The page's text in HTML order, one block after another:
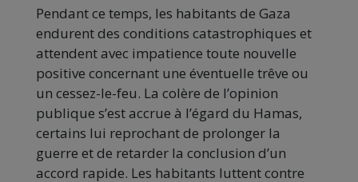
Pendant ce temps, les habitants de Gaza
endurent des conditions catastrophiques et
attendent avec impatience toute nouvelle
positive concernant une éventuelle trêve ou
un cessez-le-feu. La colère de l’opinion
publique s’est accrue à l’égard du Hamas,
certains lui reprochant de prolonger la
guerre et de retarder la conclusion d’un
accord rapide. Les habitants luttent contre